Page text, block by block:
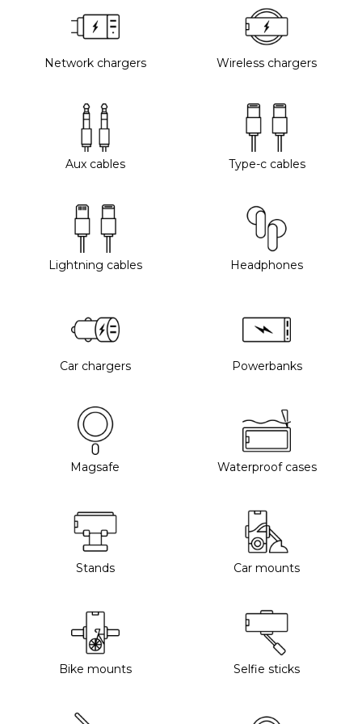
Network chargers Wireless chargers
Aux cables Type-c cables
Lightning cables Headphones
Car chargers Powerbanks
Magsafe Waterproof cases
Stands Car mounts
Bike mounts Selfie sticks